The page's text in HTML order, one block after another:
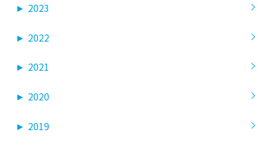
► 2023
► 2022
► 2021
► 2020
► 2019